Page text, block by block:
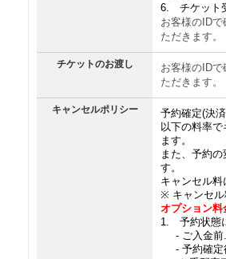
6. チケット
お客様の IDで
ただきます。
チケットのお渡し お客様の IDで
ただきます。
キャンセルポリシー 予約確定(決済
以下の料率
ます。
また、予約
す。
キャンセル
※ キャンセ
オプション料
1. 予約状態
- ご入金前
- 予約確定